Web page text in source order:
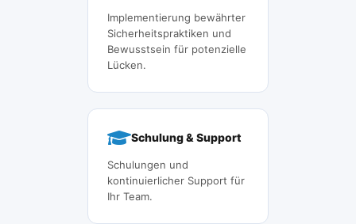
Implementierung bewährter
Sicherheitspraktiken und
Bewusstsein für potenzielle
Lücken.
Schulung & Support
Schulungen und
kontinuierlicher Support für
Ihr Team.